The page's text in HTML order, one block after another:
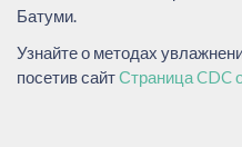
Батуми.
Узнайте о методах
посетив сайтСтраница CDC